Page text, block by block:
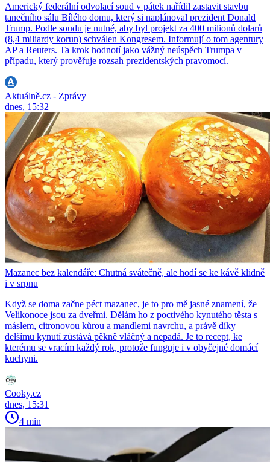
Americký federální odvolací soud v pátek nařídil zastavit stavbu
tanečního sálu Bílého domu, který si naplánoval prezident Donald
Trump. Podle soudu je nutné, aby byl projekt za 400 milionů dolarů
(8,4 miliardy korun) schválen Kongresem. Informují o tom agentury
AP a Reuters. Ta krok hodnotí jako vážný neúspěch Trumpa v
případu, který prověřuje rozsah prezidentských pravomocí.
Aktuálně.cz - Zprávy
dnes, 15:32
Mazanec bez kalendáře: Chutná svátečně, ale hodí se ke kávě klidně
i v srpnu
Když se doma začne péct mazanec, je to pro mě jasné znamení, že
Velikonoce jsou za dveřmi. Dělám ho z poctivého kynutého těsta s
máslem, citronovou kůrou a mandlemi navrchu, a právě díky
delšímu kynutí zůstává pěkně vláčný a nepadá. Je to recept, ke
kterému se vracím každý rok, protože funguje i v obyčejné domácí
kuchyni.
Cooky.cz
dnes, 15:31
4 min